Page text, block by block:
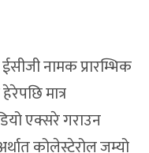
नामक प्रारम्भिक
मात्र
एक्सरे गराउन
कोलेस्टेरोल जम्यो